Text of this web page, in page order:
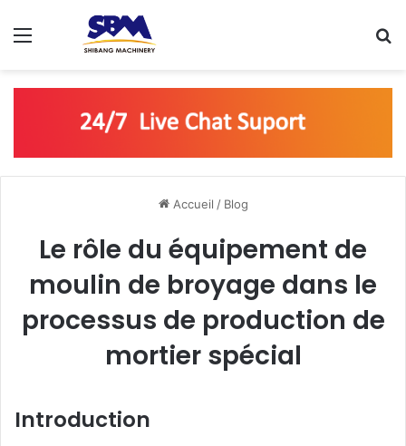
Accueil / Blog
Le rôle du équipement de
moulin de broyage dans le
processus de production de
mortier spécial
Introduction